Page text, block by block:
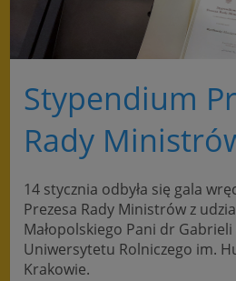
Stypendium
Rady
14 stycznia odbyła się gala
Prezesa Rady Ministrów z
Małopolskiego Pani dr
Uniwersytetu Rolniczego im.
Krakowie.